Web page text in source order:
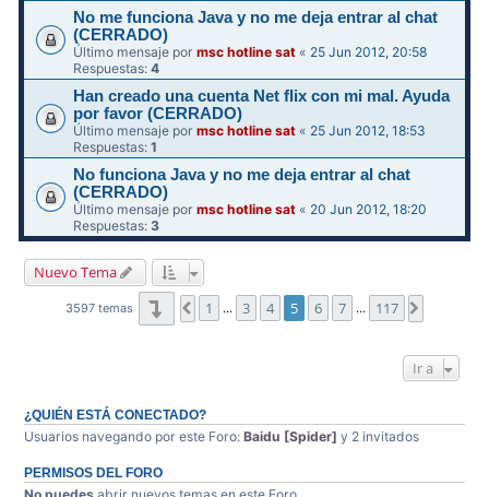
No me funciona Java y no me deja entrar al chat
(CERRADO)
Último mensaje pormsc hotline sat « 25 Jun 2012, 20:58
Respuestas:4
Han creado una cuenta Net flix con mi mal. Ayuda
por favor (CERRADO)
Último mensaje pormsc hotline sat « 25 Jun 2012, 18:53
Respuestas:1
No funciona Java y no me deja entrar al chat
(CERRADO)
Último mensaje pormsc hotline sat « 20 Jun 2012, 18:20
Respuestas:3
Nuevo Tema
3597 temas Página de117
Anterior
1 … 3 4 5 6 7 … 117
Ir a
¿QUIÉN ESTÁ CONECTADO?
Usuarios navegando por este Foro:Baidu [Spider] y 2 invitados
PERMISOS DEL FORO